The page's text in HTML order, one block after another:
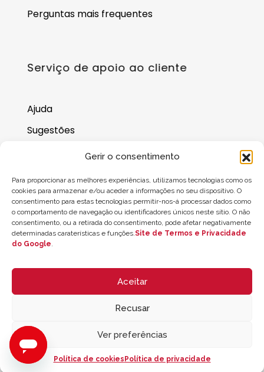
Gerir o consentimento
Para proporcionar as melhores experiências, utilizamos tecnologias como os
cookies para armazenar e/ou aceder a informações no seu dispositivo. O
consentimento para estas tecnologias permitir-nos-á processar dados como
o comportamento de navegação ou identificadores únicos neste sítio. O não
consentimento, ou a retirada do consentimento, pode afetar negativamente
determinadas caraterísticas e funções.Site de Termos e Privacidade
do Google.
Aceitar
Recusar
Ver preferências
Política de cookies Política de privacidade
Perguntas mais frequentes
Serviço de apoio ao cliente
Ajuda
Sugestões
Onde nos encontrar
Todos los derechos reservados